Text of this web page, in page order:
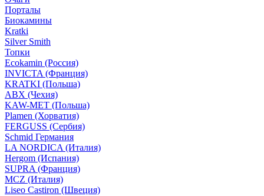
Порталы
Биокамины
Kratki
Silver Smith
Топки
Ecokamin (Россия)
INVICTA (Франция)
KRATKI (Польша)
ABX (Чехия)
KAW-MET (Польша)
Plamen (Хорватия)
FERGUSS (Сербия)
Schmid Германия
LA NORDICA (Италия)
Hergom (Испания)
SUPRA (Франция)
MCZ (Италия)
Liseo Castiron (Швеция)